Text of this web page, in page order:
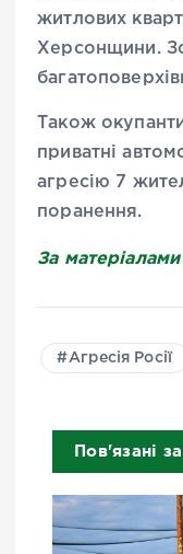
житлових
Херсонщини.
Також
приватні
агресію 7
поранення.
За
Агресія Росії
Пов'язані